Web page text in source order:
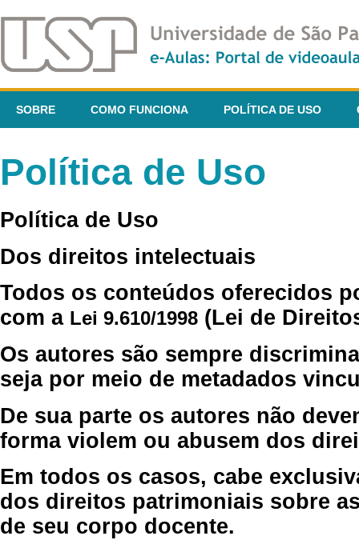
SOBRE COMO FUNCIONA POLÍTICA DE USO
Política de Uso
Política de Uso
Dos direitos intelectuais
Todos os conteúdos oferecidos
com a Lei 9.610/1998 (Lei de
Os autores são sempre
seja por meio de metadados
De sua parte os autores não
forma violem ou abusem dos
Em todos os casos, cabe
dos direitos patrimoniais sobre
de seu corpo docente.